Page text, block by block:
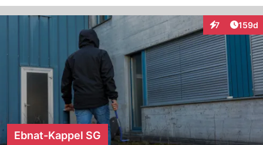
7
Interaktionen
159d
Ebnat-Kappel SG